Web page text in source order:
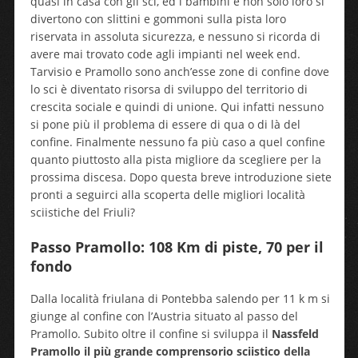
divertono con slittini e gommoni sulla pista loro
riservata in assoluta sicurezza, e nessuno si ricorda di
avere mai trovato code agli impianti nel week end.
Tarvisio e Pramollo sono anch’esse zone di confine dove
lo sci è diventato risorsa di sviluppo del territorio di
crescita sociale e quindi di unione. Qui infatti nessuno
si pone più il problema di essere di qua o di là del
confine. Finalmente nessuno fa più caso a quel confine
quanto piuttosto alla pista migliore da scegliere per la
prossima discesa. Dopo questa breve introduzione siete
pronti a seguirci alla scoperta delle migliori località
sciistiche del Friuli?
Passo Pramollo: 108 Km di piste, 70 per il
fondo
Dalla località friulana di Pontebba salendo per 11 k m si
giunge al confine con l’Austria situato al passo del
Pramollo. Subito oltre il confine si sviluppa il Nassfeld
Pramollo il più grande comprensorio sciistico della